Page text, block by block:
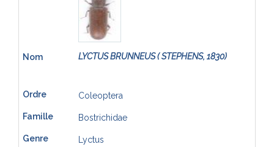
LYCTUS BRUNNEUS ( STEPHENS, 1830)
Coleoptera
Bostrichidae
Lyctus